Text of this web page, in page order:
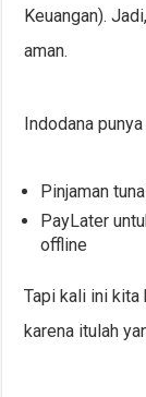
Keuangan).
aman.
Indodana
Pinjaman
PayLater
offline
Tapi kali ini kita
karena itulah